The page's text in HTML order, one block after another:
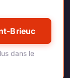
Brieuc
dans le